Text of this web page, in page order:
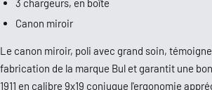
3 chargeurs, en boîte
Canon miroir
Le canon miroir, poli avec grand soin,
fabrication de la marque Bul et garantit une
1911 en calibre 9x19 conjugue l'ergonomie